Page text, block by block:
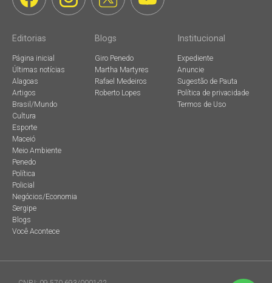
Editorias
Página inicial
Últimas notícias
Alagoas
Artigos
Brasil/Mundo
Cultura
Esporte
Maceió
Meio Ambiente
Penedo
Política
Policial
Negócios/Economia
Sergipe
Blogs
Você Acontece
Blogs
Giro Penedo
Martha Martyres
Rafael Medeiros
Roberto Lopes
Institucional
Expediente
Anuncie
Sugestão de Pauta
Política de privacidade
Termos de Uso